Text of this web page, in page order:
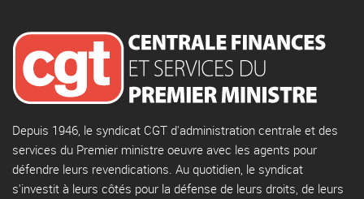
Depuis 1946, le syndicat CGT d'administration centrale et des
services du Premier ministre oeuvre avec les agents pour
défendre leurs revendications. Au quotidien, le syndicat
s'investit à leurs côtés pour la défense de leurs droits, de leurs